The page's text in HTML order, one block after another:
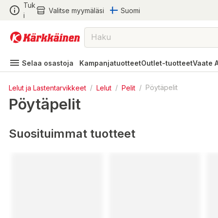
Tuk
i
Valitse myymäläsi Suomi
Selaa osastoja KampanjatuotteetOutlet-tuotteetVaate
Lelut ja Lastentarvikkeet / Lelut / Pelit / Pöytäpelit
Pöytäpelit
Suosituimmat tuotteet